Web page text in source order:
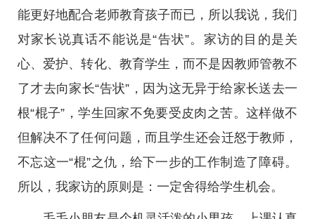
能更好地配合老师教育孩子而已，所以我说，我们
对家长说真话不能说是“告状”。家访的目的是关
心、爱护、转化、教育学生，而不是因教师管教不
了才去向家长“告状”，因为这无异于给家长送去一
根“棍子”，学生回家不免要受皮肉之苦。这样做不
但解决不了任何问题，而且学生还会迁怒于教师，
不忘这一“棍”之仇，给下一步的工作制造了障碍。
所以，我家访的原则是：一定舍得给学生机会。